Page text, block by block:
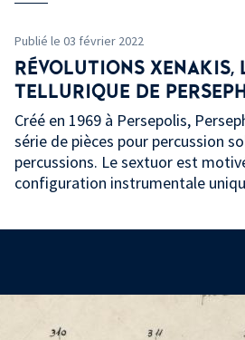
Publié le 03 février 2022
RÉVOLUTIONS XENAKIS,
TELLURIQUE DE
Créé en 1969 à Persepolis,
série de pièces pour percussion
percussions. Le sextuor est
configuration instrumentale